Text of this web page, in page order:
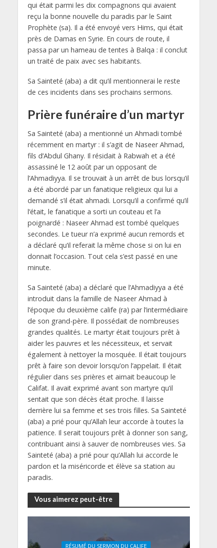
qui était parmi les dix compagnons qui avaient
reçu la bonne nouvelle du paradis par le Saint
Prophète (sa). Il a été envoyé vers Hims, qui était
près de Damas en Syrie. En cours de route, il
passa par un hameau de tentes à Balqa : il conclut
un traité de paix avec ses habitants.
Sa Sainteté (aba) a dit qu’il mentionnerai le reste
de ces incidents dans ses prochains sermons.
Prière funéraire d’un martyr
Sa Sainteté (aba) a mentionné un Ahmadi tombé
récemment en martyr : il s’agit de Naseer Ahmad,
fils d’Abdul Ghany. Il résidait à Rabwah et a été
assassiné le 12 août par un opposant de
l’Ahmadiyya. Il se trouvait à un arrêt de bus lorsqu’il
a été abordé par un fanatique religieux qui lui a
demandé s’il était ahmadi. Lorsqu’il a confirmé qu’il
l’était, le fanatique a sorti un couteau et l’a
poignardé : Naseer Ahmad est tombé quelques
secondes. Le tueur n’a exprimé aucun remords et
a déclaré qu’il referait la même chose si on lui en
donnait l’occasion. Tout cela s’est passé en une
minute.
Sa Sainteté (aba) a déclaré que l’Ahmadiyya a été
introduit dans la famille de Naseer Ahmad à
l’époque du deuxième calife (ra) par l’intermédiaire
de son grand-père. Il possédait de nombreuses
grandes qualités. Le martyr était toujours prêt à
aider les pauvres et les nécessiteux, et servait
également à nettoyer la mosquée. Il était toujours
prêt à faire son devoir lorsqu’on l’appelait. Il était
régulier dans ses prières et aimait beaucoup le
Califat. Il avait exprimé avant son martyre qu’il
sentait que son décès était proche. Il laisse
derrière lui sa femme et ses trois filles. Sa Sainteté
(aba) a prié pour qu’Allah leur accorde à toutes la
patience. Il serait toujours prêt à donner son sang,
contribuant ainsi à sauver de nombreuses vies. Sa
Sainteté (aba) a prié pour qu’Allah lui accorde le
pardon et la miséricorde et élève sa station au
paradis.
Vous aimerez peut-être
RÉSUMÉ DU SERMON DU CALIFE